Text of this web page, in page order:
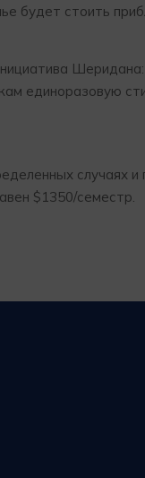
будет стоить
Шеридана:
единоразовую
случаях
$1350/семестр.